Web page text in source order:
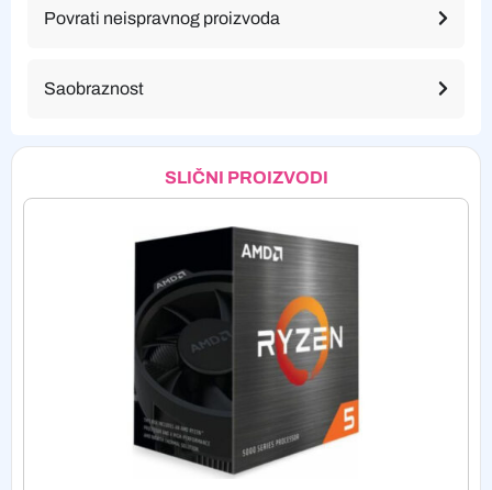
Povrati neispravnog proizvoda
Saobraznost
SLIČNI PROIZVODI